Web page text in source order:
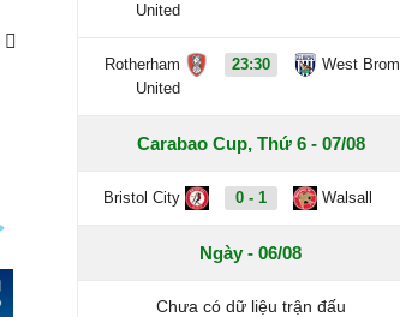
United
Rotherham
United
23:30 West Brom
Carabao Cup, Thứ 6 - 07/08
Bristol City 0 - 1 Walsall
Ngày - 06/08
Chưa có dữ liệu trận đấu